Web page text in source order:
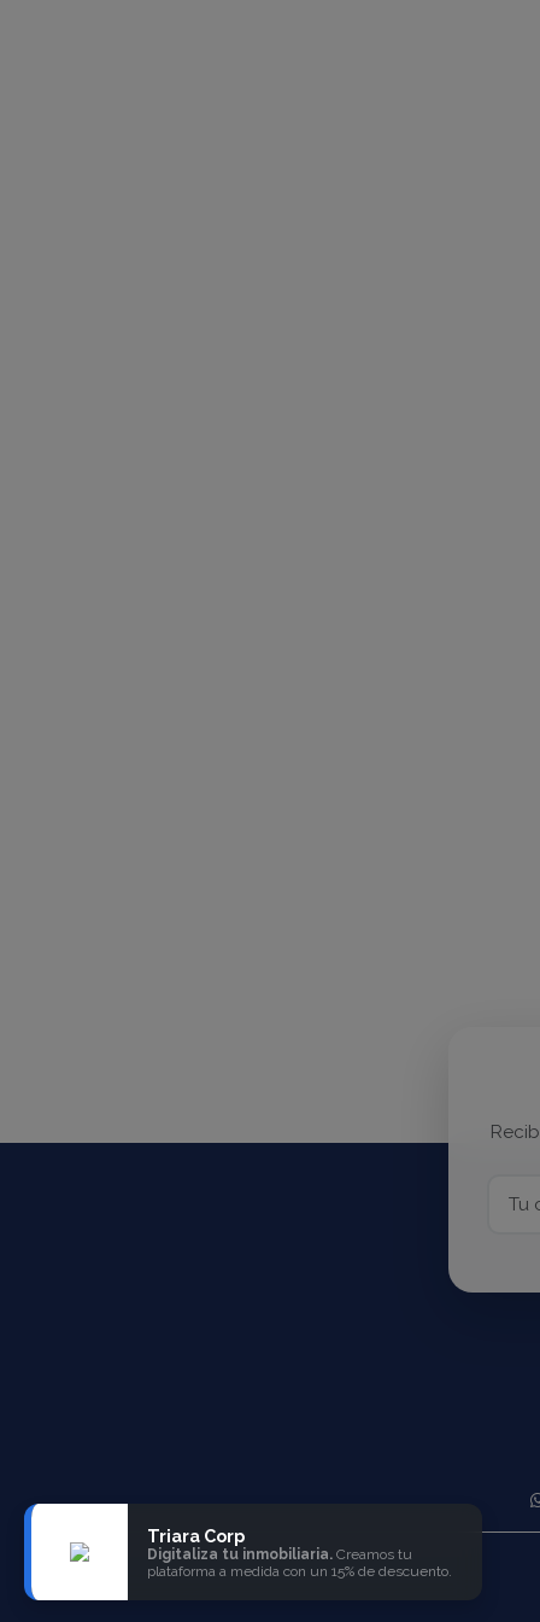
Triara Corp
Digitaliza tu inmobiliaria. Creamos tu
plataforma a medida con un 15% de descuento.